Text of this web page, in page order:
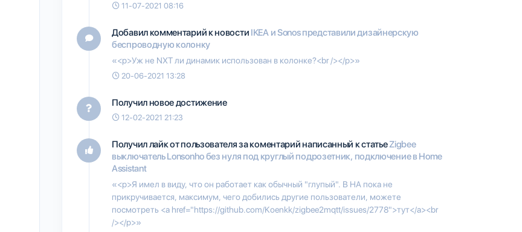
11-07-2021 08:16
Добавил комментарий к новости IKEA и Sonos представили дизайнерскую
беспроводную колонку
«<p>Уж не NXT ли динамик использован в колонке?<br /></p>»
20-06-2021 13:28
Получил новое достижение
12-02-2021 21:23
Получил лайк от пользователяза коментарий написанный к статьеZigbee
выключатель Lonsonho без нуля под круглый подрозетник, подключение в Home
Assistant
«<p>Я имел в виду, что он работает как обычный "глупый". В HA пока не
прикручивается, максимум, чего добились другие пользователи, можете
посмотреть <a href="https://github.com/Koenkk/zigbee2mqtt/issues/2778">тут</a><br
/></p>»